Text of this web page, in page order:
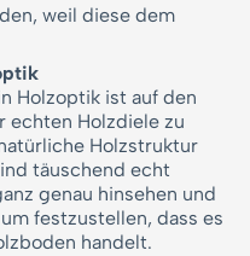
weil diese dem
Holzoptik ist auf den
echten Holzdiele zu
Holzstruktur
täuschend echt
genau hinsehen und
festzustellen, dass es
handelt.